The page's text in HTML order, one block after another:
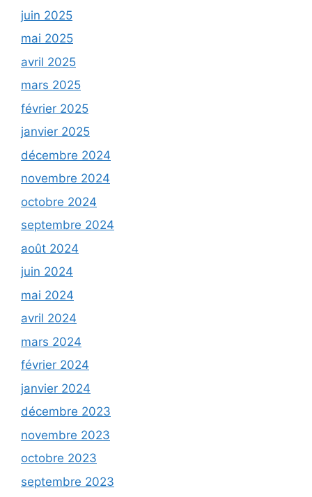
juin 2025
mai 2025
avril 2025
mars 2025
février 2025
janvier 2025
décembre 2024
novembre 2024
octobre 2024
septembre 2024
août 2024
juin 2024
mai 2024
avril 2024
mars 2024
février 2024
janvier 2024
décembre 2023
novembre 2023
octobre 2023
septembre 2023